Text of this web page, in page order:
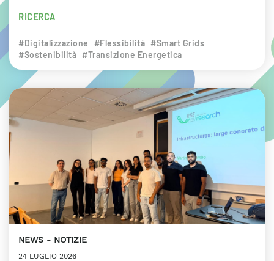
RICERCA
#Digitalizzazione #Flessibilità #Smart Grids
#Sostenibilità #Transizione Energetica
NEWS NOTIZIE
24 LUGLIO 2026